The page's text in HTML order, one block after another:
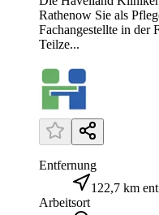
Rathenow Sie als
Fachangestellte in
Teilze...
Entfernung
122,7 km
Arbeitsort